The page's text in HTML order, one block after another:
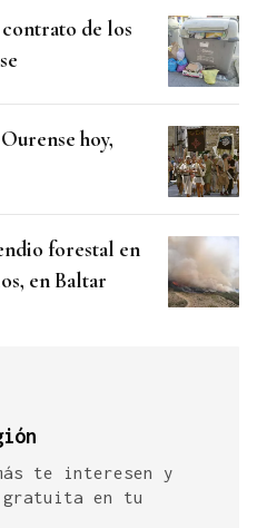
de los
hoy,
forestal en
en Baltar
te interesen y
gratuita en tu